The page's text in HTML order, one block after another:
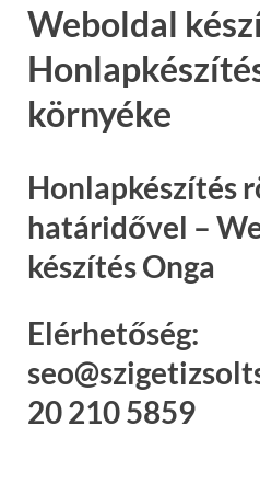
Weboldal
környéke
Honlapkészítés
határidővel –
készítés Onga
Elérhetőség:
20 210 5859